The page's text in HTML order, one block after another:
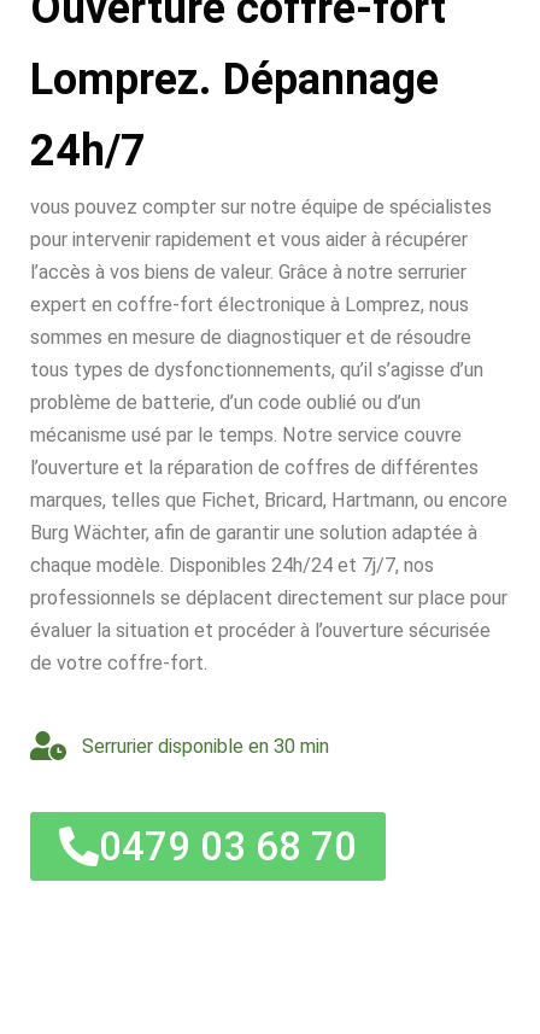
Lomprez. Dépannage
24h/7
vous pouvez compter sur notre équipe de spécialistes
pour intervenir rapidement et vous aider à récupérer
l’accès à vos biens de valeur. Grâce à notre serrurier
expert en coffre-fort électronique à Lomprez, nous
sommes en mesure de diagnostiquer et de résoudre
tous types de dysfonctionnements, qu’il s’agisse d’un
problème de batterie, d’un code oublié ou d’un
mécanisme usé par le temps. Notre service couvre
l’ouverture et la réparation de coffres de différentes
marques, telles que Fichet, Bricard, Hartmann, ou encore
Burg Wächter, afin de garantir une solution adaptée à
chaque modèle. Disponibles 24h/24 et 7j/7, nos
professionnels se déplacent directement sur place pour
évaluer la situation et procéder à l’ouverture sécurisée
de votre coffre-fort.
Serrurier disponible en 30 min
0479 03 68 70